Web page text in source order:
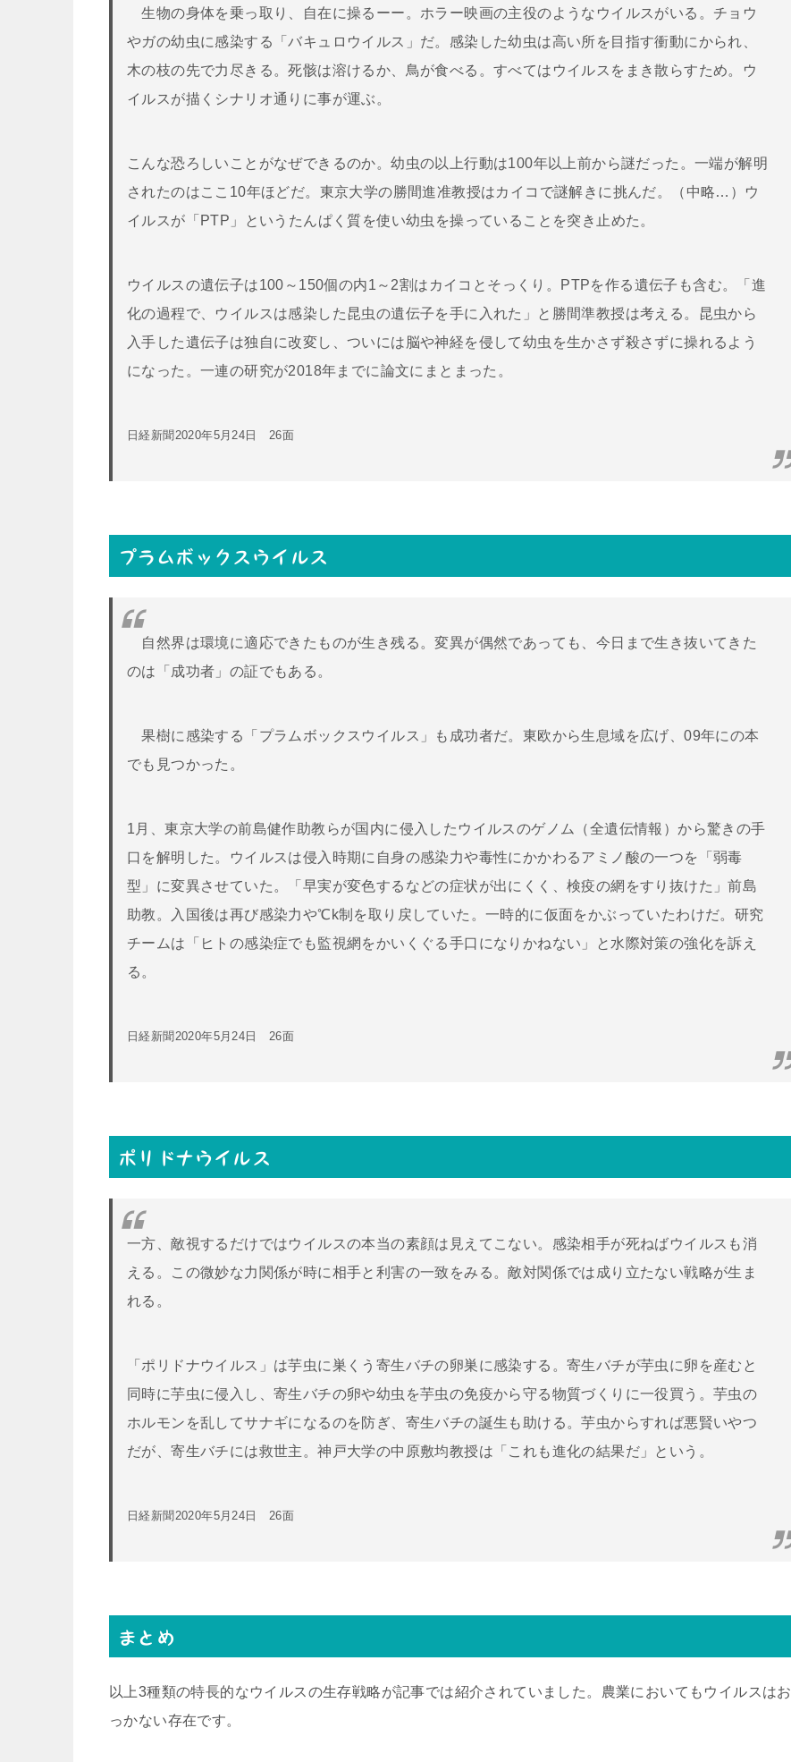
生物の身体を乗っ取り、自在に操るーー。ホラー映画の主役のようなウイルスがいる。チョウ
やガの幼虫に感染する「バキュロウイルス」だ。感染した幼虫は高い所を目指す衝動にかられ、
木の枝の先で力尽きる。死骸は溶けるか、鳥が食べる。すべてはウイルスをまき散らすため。ウ
イルスが描くシナリオ通りに事が運ぶ。
こんな恐ろしいことがなぜできるのか。幼虫の以上行動は100年以上前から謎だった。一端が解明
されたのはここ10年ほどだ。東京大学の勝間進准教授はカイコで謎解きに挑んだ。（中略…）ウ
イルスが「PTP」というたんぱく質を使い幼虫を操っていることを突き止めた。
ウイルスの遺伝子は100～150個の内1～2割はカイコとそっくり。PTPを作る遺伝子も含む。「進
化の過程で、ウイルスは感染した昆虫の遺伝子を手に入れた」と勝間準教授は考える。昆虫から
入手した遺伝子は独自に改変し、ついには脳や神経を侵して幼虫を生かさず殺さずに操れるよう
になった。一連の研究が2018年までに論文にまとまった。
日経新聞2020年5月24日 26面
プラムボックスウイルス
自然界は環境に適応できたものが生き残る。変異が偶然であっても、今日まで生き抜いてきた
のは「成功者」の証でもある。
果樹に感染する「プラムボックスウイルス」も成功者だ。東欧から生息域を広げ、09年にの本
でも見つかった。
1月、東京大学の前島健作助教らが国内に侵入したウイルスのゲノム（全遺伝情報）から驚きの手
口を解明した。ウイルスは侵入時期に自身の感染力や毒性にかかわるアミノ酸の一つを「弱毒
型」に変異させていた。「早実が変色するなどの症状が出にくく、検疫の網をすり抜けた」前島
助教。入国後は再び感染力や℃k制を取り戻していた。一時的に仮面をかぶっていたわけだ。研究
チームは「ヒトの感染症でも監視網をかいくぐる手口になりかねない」と水際対策の強化を訴え
る。
日経新聞2020年5月24日 26面
ポリドナウイルス
一方、敵視するだけではウイルスの本当の素顔は見えてこない。感染相手が死ねばウイルスも消
える。この微妙な力関係が時に相手と利害の一致をみる。敵対関係では成り立たない戦略が生ま
れる。
「ポリドナウイルス」は芋虫に巣くう寄生バチの卵巣に感染する。寄生バチが芋虫に卵を産むと
同時に芋虫に侵入し、寄生バチの卵や幼虫を芋虫の免疫から守る物質づくりに一役買う。芋虫の
ホルモンを乱してサナギになるのを防ぎ、寄生バチの誕生も助ける。芋虫からすれば悪賢いやつ
だが、寄生バチには救世主。神戸大学の中原敷均教授は「これも進化の結果だ」という。
日経新聞2020年5月24日 26面
まとめ
以上3種類の特長的なウイルスの生存戦略が記事では紹介されていました。農業においてもウイルスはお
っかない存在です。